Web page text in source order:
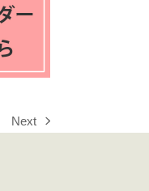
next
Next